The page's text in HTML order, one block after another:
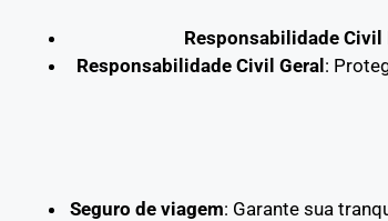
Responsabilidade
Responsabilidade Civil Geral:
Seguro de viagem: Garante sua